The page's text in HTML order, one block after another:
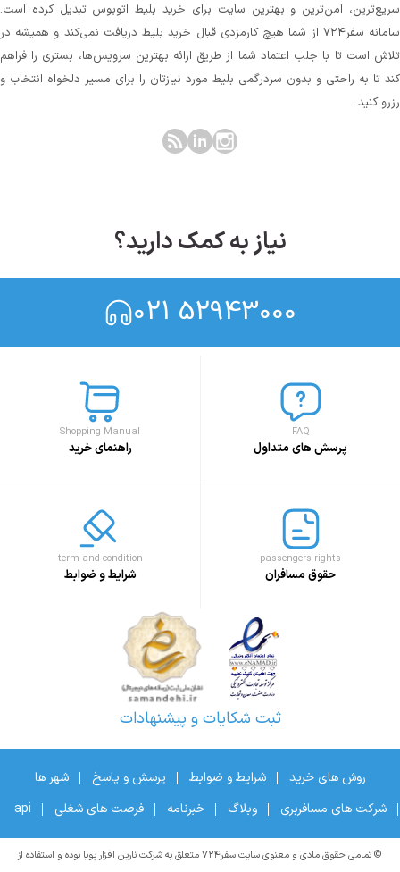
سریع‌ترین، امن‌ترین و بهترین سایت برای خرید بلیط اتوبوس تبدیل کرده است.
سامانه سفر۷۲۴ از شما هیچ کارمزدی قبال خرید بلیط دریافت نمی‌کند و همیشه در
تلاش است تا با جلب اعتماد شما از طریق ارائه بهترین سرویس‌ها، بستری را فراهم
کند تا به راحتی و بدون سردرگمی بلیط مورد نیازتان را برای مسیر دلخواه انتخاب و
رزرو کنید.
نیاز به کمک دارید؟
021 52943000
FAQ
پرسش های متداول
Shopping Manual
راهنمای خرید
passengers rights
حقوق مسافران
term and condition
شرایط و ضوابط
ثبت شکایات و پیشنهادات
روش های خرید شرایط و ضوابط پرسش و پاسخ
شهر ها
شرکت های مسافربری
وبلاگ خبرنامه فرصت های شغلی api
© تمامی حقوق مادی و معنوی سایت سفر۷۲۴ متعلق به شرکت نارین افزار پویا بوده و استفاده از